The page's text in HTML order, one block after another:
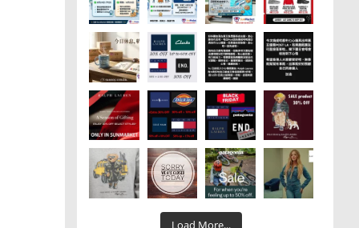
Load More...